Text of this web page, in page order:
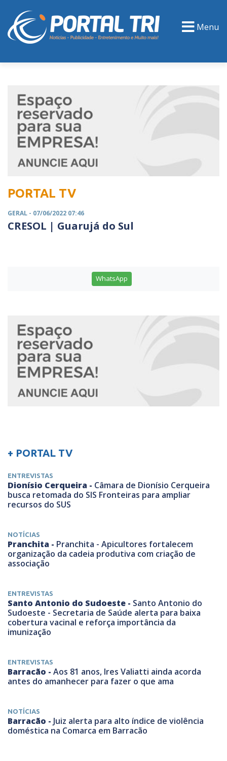
Menu
PORTAL TV
GERAL - 07/06/2022 07:46
CRESOL | Guarujá do Sul
WhatsApp
+ PORTAL TV
ENTREVISTAS
Dionísio Cerqueira - Câmara de Dionísio Cerqueira
busca retomada do SIS Fronteiras para ampliar
recursos do SUS
NOTÍCIAS
Pranchita - Pranchita - Apicultores fortalecem
organização da cadeia produtiva com criação de
associação
ENTREVISTAS
Santo Antonio do Sudoeste - Santo Antonio do
Sudoeste - Secretaria de Saúde alerta para baixa
cobertura vacinal e reforça importância da
imunização
ENTREVISTAS
Barracão - Aos 81 anos, Ires Valiatti ainda acorda
antes do amanhecer para fazer o que ama
NOTÍCIAS
Barracão - Juiz alerta para alto índice de violência
doméstica na Comarca em Barracão